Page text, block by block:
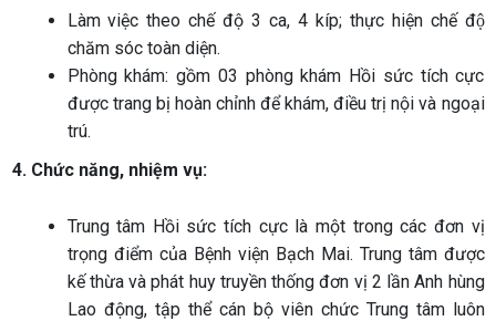
Làm việc theo chế độ 3 ca, 4 kíp; thực hiện chế độ
chăm sóc toàn diện.
Phòng khám: gồm 03 phòng khám Hồi sức tích cực
được trang bị hoàn chỉnh để khám, điều trị nội và ngoại
trú.
4. Chức năng, nhiệm vụ:
Trung tâm Hồi sức tích cực là một trong các đơn vị
trọng điểm của Bệnh viện Bạch Mai. Trung tâm được
kế thừa và phát huy truyền thống đơn vị 2 lần Anh hùng
Lao động, tập thể cán bộ viên chức Trung tâm luôn